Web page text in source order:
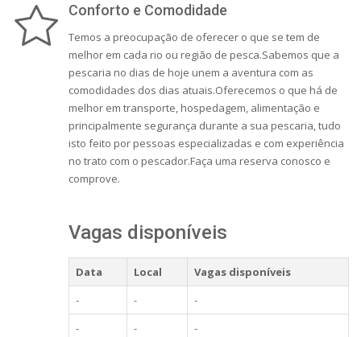
Conforto e Comodidade
Temos a preocupação de oferecer o que se tem de
melhor em cada rio ou região de pesca.Sabemos que a
pescaria no dias de hoje unem a aventura com as
comodidades dos dias atuais.Oferecemos o que há de
melhor em transporte, hospedagem, alimentação e
principalmente segurança durante a sua pescaria, tudo
isto feito por pessoas especializadas e com experiência
no trato com o pescador.Faça uma reserva conosco e
comprove.
Vagas disponíveis
Data Local
Vagas disponíveis
-
-
-
-
- -